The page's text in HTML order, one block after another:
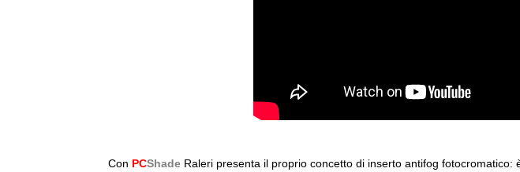
Con PCShade Raleri presenta il proprio concetto di inserto antifog